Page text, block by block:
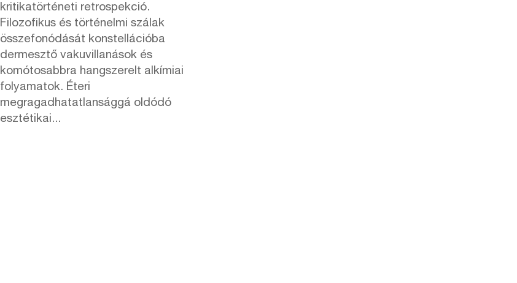
kritikatörténeti retrospekció.
Filozofikus és történelmi szálak
összefonódását konstellációba
dermesztő vakuvillanások és
komótosabbra hangszerelt alkímiai
folyamatok. Éteri
megragadhatatlansággá oldódó
esztétikai...